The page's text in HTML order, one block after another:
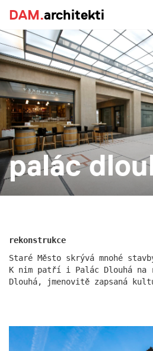
DAM.architekti
portfolio
vše realizace studie
rekonstrukce
větší menší
DAM.architekti
palác
rekonstrukce
Staré Město skrývá mnohé
K nim patří i Palác Dlouhá na
Dlouhá, jmenovitě zapsaná